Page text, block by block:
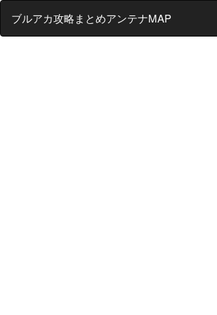
ブルアカ攻略まとめアンテナMAP